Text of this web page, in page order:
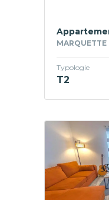
Typologie
T2